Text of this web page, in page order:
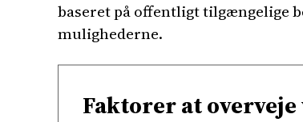
baseret på offentligt tilgængelige
mulighederne.
Faktorer at